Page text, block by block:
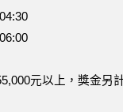
元以上，獎金另